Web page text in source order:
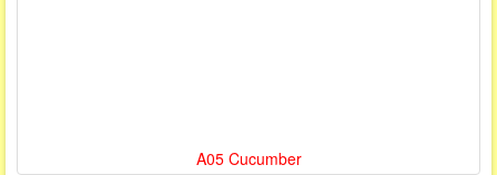
A05 Cucumber